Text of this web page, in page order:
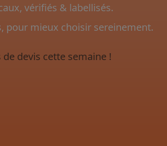
vérifiés & labellisés.
pour mieux choisir sereinement.
devis cette semaine !